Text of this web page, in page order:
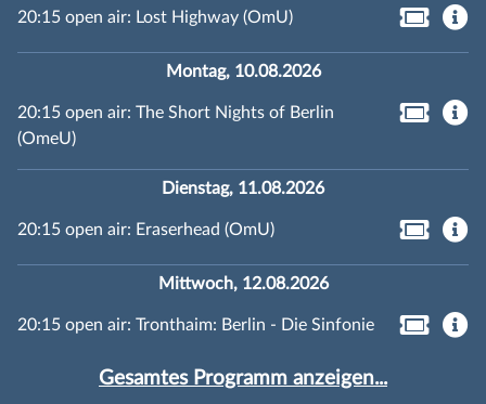
20:15 open air: Lost Highway (OmU)
Montag, 10.08.2026
20:15 open air: The Short Nights of Berlin
(OmeU)
Dienstag, 11.08.2026
20:15 open air: Eraserhead (OmU)
Mittwoch, 12.08.2026
20:15 open air: Tronthaim: Berlin - Die Sinfonie
Gesamtes Programm anzeigen...